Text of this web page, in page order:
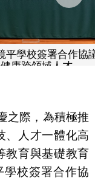
協議培育人工智能
之際，為積極推
、人才一體化高
教育與基礎教育
學校簽署合作協